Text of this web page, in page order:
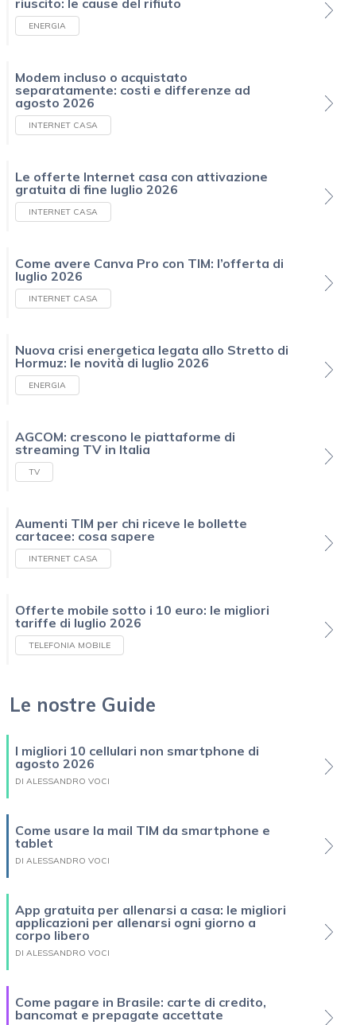
riuscito: le cause del rifiuto
ENERGIA
Modem incluso o acquistato
separatamente: costi e differenze ad
agosto 2026
INTERNET CASA
Le offerte Internet casa con attivazione
gratuita di fine luglio 2026
INTERNET CASA
Come avere Canva Pro con TIM: l’offerta di
luglio 2026
INTERNET CASA
Nuova crisi energetica legata allo Stretto di
Hormuz: le novità di luglio 2026
ENERGIA
AGCOM: crescono le piattaforme di
streaming TV in Italia
TV
Aumenti TIM per chi riceve le bollette
cartacee: cosa sapere
INTERNET CASA
Offerte mobile sotto i 10 euro: le migliori
tariffe di luglio 2026
TELEFONIA MOBILE
Le nostre Guide
I migliori 10 cellulari non smartphone di
agosto 2026
DI ALESSANDRO VOCI
Come usare la mail TIM da smartphone e
tablet
DI ALESSANDRO VOCI
App gratuita per allenarsi a casa: le migliori
applicazioni per allenarsi ogni giorno a
corpo libero
DI ALESSANDRO VOCI
Come pagare in Brasile: carte di credito,
bancomat e prepagate accettate